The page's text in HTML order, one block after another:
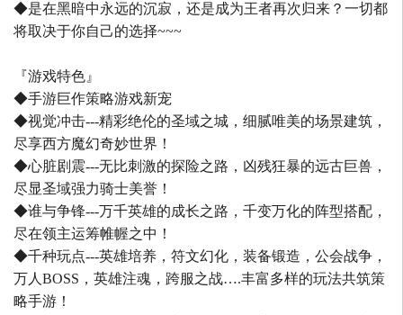
◆是在黑暗中永远的沉寂，还是成为王者再次归来？一切都
将取决于你自己的选择~~~
『游戏特色』
◆手游巨作策略游戏新宠
◆视觉冲击---精彩绝伦的圣域之城，细腻唯美的场景建筑，
尽享西方魔幻奇妙世界！
◆心脏剧震---无比刺激的探险之路，凶残狂暴的远古巨兽，
尽显圣域强力骑士美誉！
◆谁与争锋---万千英雄的成长之路，千变万化的阵型搭配，
尽在领主运筹帷幄之中！
◆千种玩点---英雄培养，符文幻化，装备锻造，公会战争，
万人BOSS，英雄注魂，跨服之战….丰富多样的玩法共筑策
略手游！